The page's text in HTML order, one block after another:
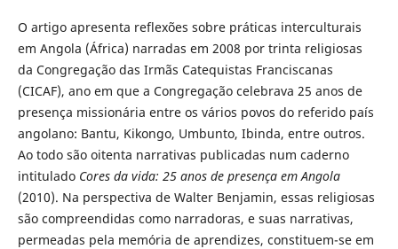
O artigo apresenta reflexões sobre práticas interculturais
em Angola (África) narradas em 2008 por trinta religiosas
da Congregação das Irmãs Catequistas Franciscanas
(CICAF), ano em que a Congregação celebrava 25 anos de
presença missionária entre os vários povos do referido país
angolano: Bantu, Kikongo, Umbunto, Ibinda, entre outros.
Ao todo são oitenta narrativas publicadas num caderno
intitulado Cores da vida: 25 anos de presença em Angola
(2010). Na perspectiva de Walter Benjamin, essas religiosas
são compreendidas como narradoras, e suas narrativas,
permeadas pela memória de aprendizes, constituem-se em